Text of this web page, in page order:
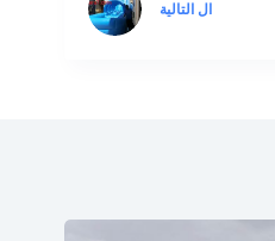
ال التالية